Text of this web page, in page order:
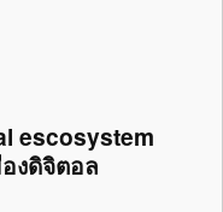
escosystem
งดิจิตอล